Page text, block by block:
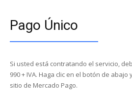
Pago Único
Si usted está contratando el servicio,
990 + IVA. Haga clic en el botón de
sitio de Mercado Pago.